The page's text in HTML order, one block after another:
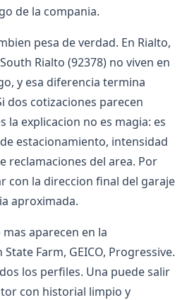
de la compania.
pesa de verdad. En Rialto,
Rialto (92378) no viven en
y esa diferencia termina
dos cotizaciones parecen
la explicacion no es magia: es
estacionamiento, intensidad
reclamaciones del area. Por
con la direccion final del garaje
aproximada.
aparecen en la
Farm, GEICO, Progressive.
los perfiles. Una puede salir
con historial limpio y